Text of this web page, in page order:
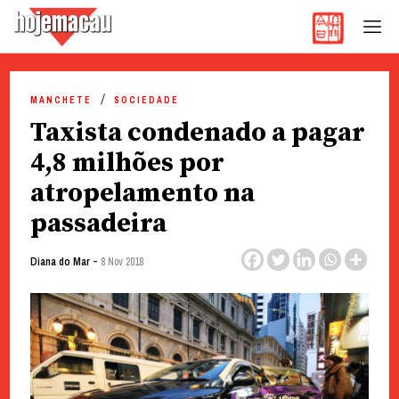
content
MANCHETE SOCIEDADE
Taxista condenado a pagar
4,8 milhões por
atropelamento na
passadeira
Diana do Mar- 8 Nov 2018